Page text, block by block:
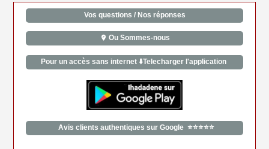
Vos questions / Nos réponses
Ou Sommes-nous
Pour un accès sans internet ⬇️Telecharger l'application
Avis clients authentiques sur Google ⭐⭐⭐⭐⭐